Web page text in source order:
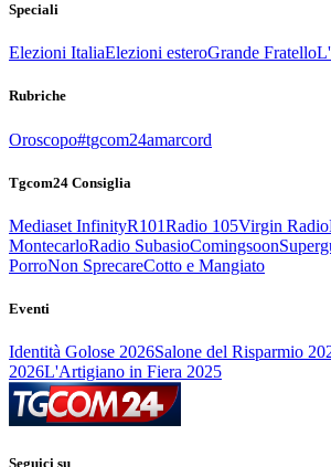
Speciali
Elezioni ItaliaElezioni esteroGrande Fratello
Rubriche
Oroscopo#tgcom24amarcord
Tgcom24 Consiglia
Mediaset InfinityR101Radio 105Virgin Radio
MontecarloRadio SubasioComingsoon
PorroNon SprecareCotto e Mangiato
Eventi
Identità Golose 2026Salone del Risparmio
2026L'Artigiano in Fiera 2025
Seguici su